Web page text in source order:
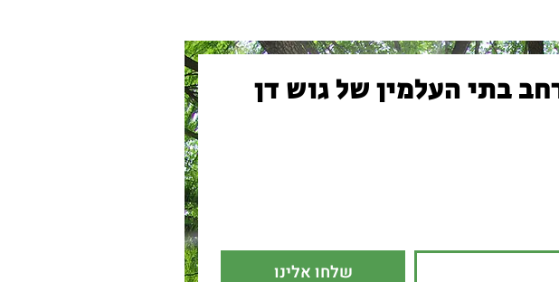
למנוח יכול להציף במשפחה
ולראות מראש את התוצאה שהמשפחה
על שיש הינה הדפסה יקרה.
ולאיך שזה נראה בפועל על המצבה".
שלו להגיע לרמת הגימור המושלמת